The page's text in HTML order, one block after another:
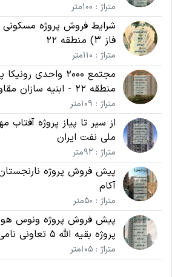
متراژ : 100متر
شرایط فروش پروژه
فاز 3) منطقه 22
متراژ : 110متر
مجتمع 2000 واحدی
منطقه 22 - ابنیه سازان مقاوم قربانی
متراژ : 109متر
از سیر تا پیاز پروژه
ملی نفت ایران
متراژ : 92متر
آکام
متراژ : 50متر
پروژه بقیه الله 5 تعاونی نامی اریکه پارسیان
متراژ : 105متر